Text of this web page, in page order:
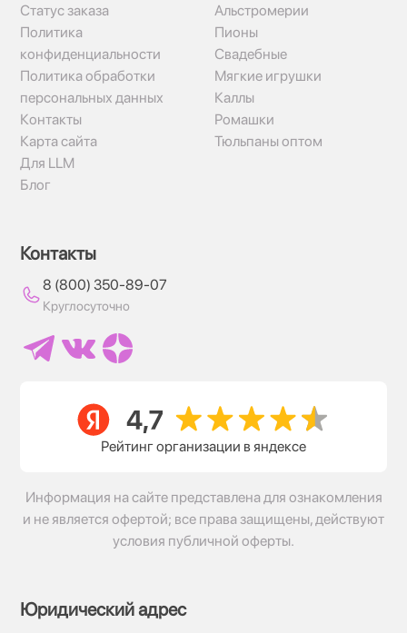
Статус заказа
Политика
конфиденциальности
Политика обработки
персональных данных
Контакты
Карта сайта
Для LLM
Блог
Альстромерии
Пионы
Свадебные
Мягкие игрушки
Каллы
Ромашки
Тюльпаны оптом
Контакты
8 (800) 350-89-07
Круглосуточно
Рейтинг организации в яндексе
Информация на сайте представлена для ознакомления
и не является офертой; все права защищены, действуют
условия публичной оферты.
Юридический адрес